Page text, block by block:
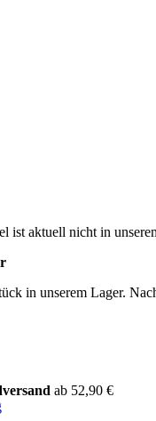
ist aktuell nicht in
in unserem Lager.
ab 52,90 €